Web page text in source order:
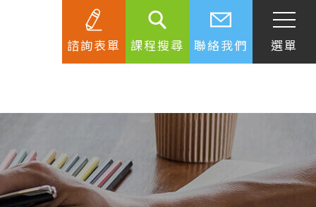
諮詢表單 課程搜尋 聯絡我們 選單
SEC 知識庫
關於簽證